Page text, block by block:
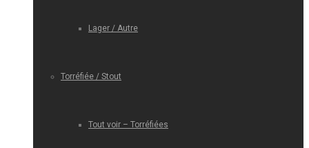
Lager / Autre
Torréfiée / Stout
Tout voir – Torréfiées